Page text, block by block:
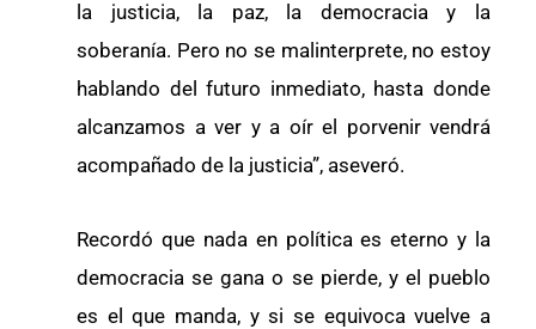
la justicia, la paz, la democracia y la
soberanía. Pero no se malinterprete, no estoy
hablando del futuro inmediato, hasta donde
alcanzamos a ver y a oír el porvenir vendrá
acompañado de la justicia”, aseveró.
Recordó que nada en política es eterno y la
democracia se gana o se pierde, y el pueblo
es el que manda, y si se equivoca vuelve a